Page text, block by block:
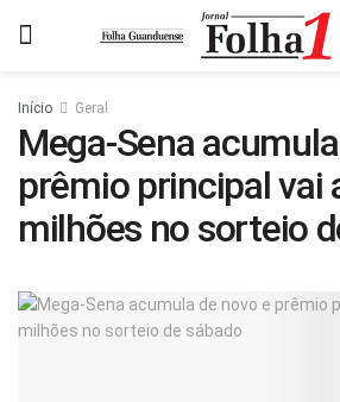
Início Geral
Mega-Sena
prêmio principal vai
milhões no sorteio